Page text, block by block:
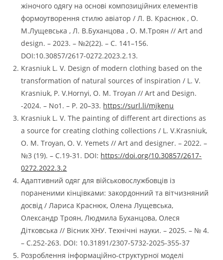
жіночого одягу на основі композиційних елементів
формоутворення стилю авіатор / Л. В. Краснюк , О.
М.Лущевська , Л. В.Буханцова , О. М.Троян // Art and
design. – 2023. – №2(22). – C. 141–156.
DOI:10.30857/2617-0272.2023.2.13.
Krasniuk L. V. Design of modern clothing based on the
transformation of natural sources of inspiration / L. V.
Krasniuk, P. V.Hornyi, O. M. Troyan // Art and Design.
-2024. – No1. – P. 20–33. https://surl.li/mjkenu
Krasniuk L. V. The painting of different art directions as
a source for creating clothing collections / L. V.Krasniuk,
O. M. Troyan, O. V. Yemets // Art and designer. – 2022. –
№3 (19). – С.19-31. DOI: https://doi.org/10.30857/2617-
0272.2022.3.2
Адаптивний одяг для військовослужбовців із
пораненими кінцівками: закордонний та вітчизняний
досвід / Лариса Краснюк, Олена Лущевська,
Олександр Троян, Людмила Буханцова, Олеся
Дітковська // Вісник ХНУ. Технічні науки. – 2025. – № 4.
– С.252-263. DOI: 10.31891/2307-5732-2025-355-37
Розроблення інформаційно-структурної моделі